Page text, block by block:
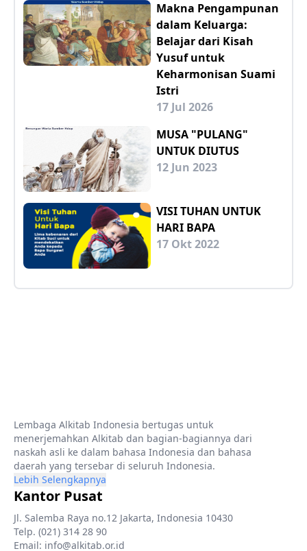
Makna Pengampunan
dalam Keluarga:
Belajar dari Kisah
Yusuf untuk
Keharmonisan Suami
Istri
17 Jul 2026
MUSA "PULANG"
UNTUK DIUTUS
12 Jun 2023
VISI TUHAN UNTUK
HARI BAPA
17 Okt 2022
Lembaga Alkitab Indonesia bertugas untuk
menerjemahkan Alkitab dan bagian-bagiannya dari
naskah asli ke dalam bahasa Indonesia dan bahasa
daerah yang tersebar di seluruh Indonesia.
Lebih Selengkapnya
Kantor Pusat
Jl. Salemba Raya no.12 Jakarta, Indonesia 10430
Telp. (021) 314 28 90
Email: info@alkitab.or.id